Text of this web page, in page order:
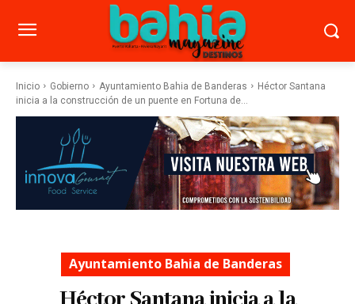
Inicio Gobierno Ayuntamiento Bahia de Banderas
Héctor Santana
inicia a la construcción de un puente en Fortuna de...
Ayuntamiento Bahia de Banderas